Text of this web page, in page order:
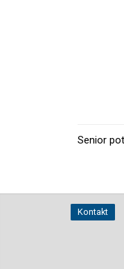
Senior
Kontakt